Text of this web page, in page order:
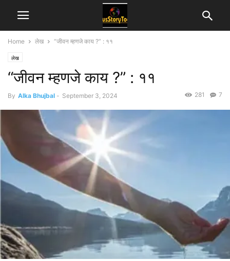
Home लेख “जीवन म्हणजे काय ?” : ११
लेख
“जीवन म्हणजे काय ?” : ११
By Alka Bhujbal - September 3, 2024 7
281